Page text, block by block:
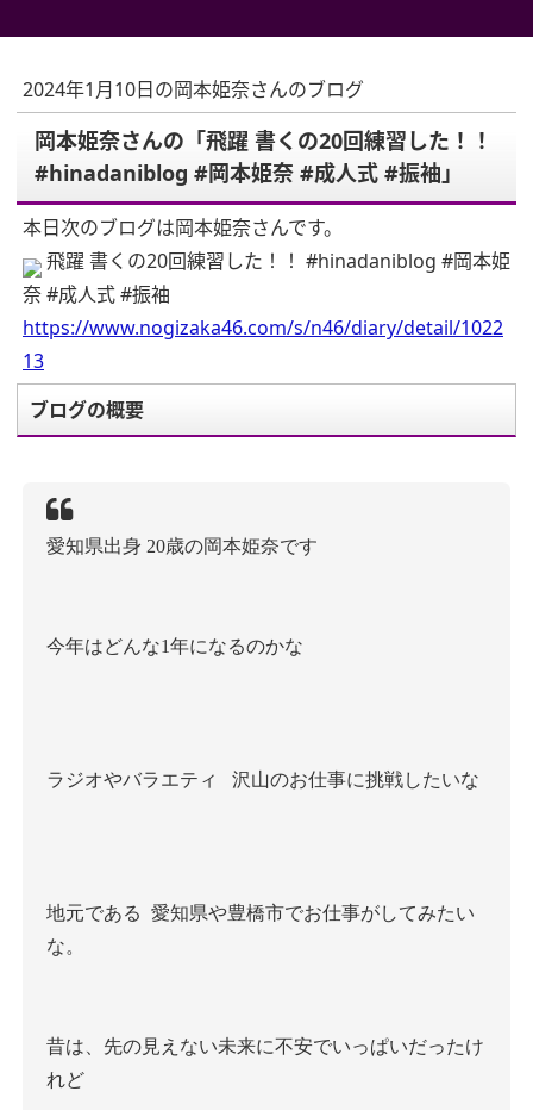
2024年1月10日の岡本姫奈さんのブログ
岡本姫奈さんの「飛躍 書くの20回練習した！！
#hinadaniblog #岡本姫奈 #成人式 #振袖」
本日次のブログは岡本姫奈さんです。
飛躍 書くの20回練習した！！ #hinadaniblog #岡本姫
奈 #成人式 #振袖
https://www.nogizaka46.com/s/n46/diary/detail/1022
13
ブログの概要
愛知県出身 20歳の岡本姫奈です
今年はどんな1年になるのかな
ラジオやバラエティ 沢山のお仕事に挑戦したいな
地元である 愛知県や豊橋市でお仕事がしてみたい
な。
昔は、先の見えない未来に不安でいっぱいだったけ
れど